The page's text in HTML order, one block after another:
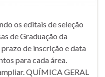
os editais de seleção
de Graduação da
de inscrição e data
para cada área.
QUÍMICA GERAL